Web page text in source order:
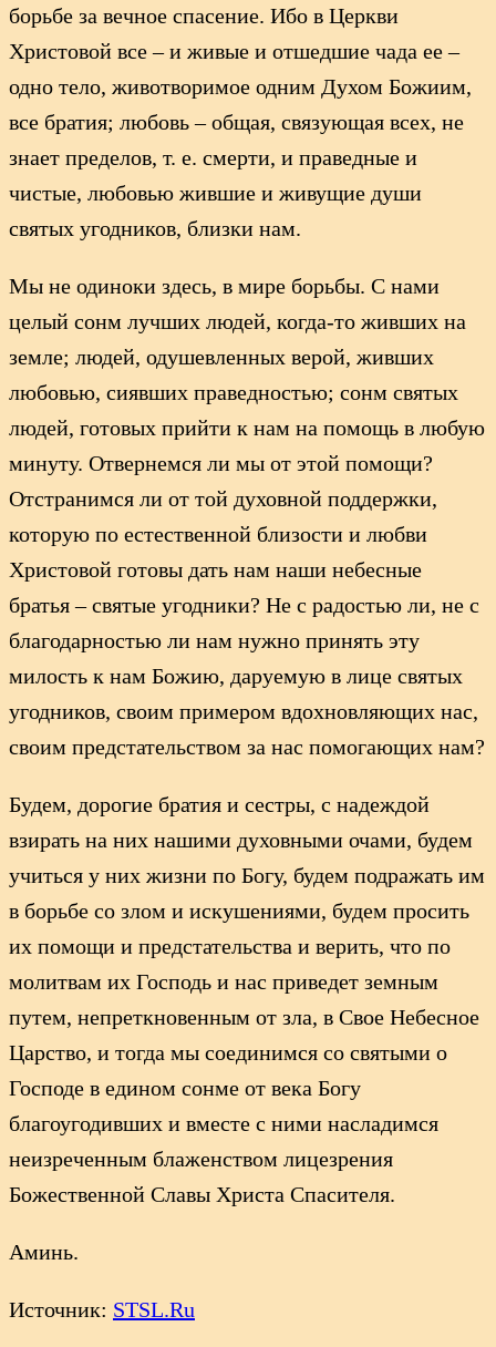
борьбе за вечное спасение. Ибо в Церкви
Христовой все – и живые и отшедшие чада ее –
одно тело, животворимое одним Духом Божиим,
все братия; любовь – общая, связующая всех, не
знает пределов, т. е. смерти, и праведные и
чистые, любовью жившие и живущие души
святых угодников, близки нам.
Мы не одиноки здесь, в мире борьбы. С нами
целый сонм лучших людей, когда-то живших на
земле; людей, одушевленных верой, живших
любовью, сиявших праведностью; сонм святых
людей, готовых прийти к нам на помощь в любую
минуту. Отвернемся ли мы от этой помощи?
Отстранимся ли от той духовной поддержки,
которую по естественной близости и любви
Христовой готовы дать нам наши небесные
братья – святые угодники? Не с радостью ли, не с
благодарностью ли нам нужно принять эту
милость к нам Божию, даруемую в лице святых
угодников, своим примером вдохновляющих нас,
своим предстательством за нас помогающих нам?
Будем, дорогие братия и сестры, с надеждой
взирать на них нашими духовными очами, будем
учиться у них жизни по Богу, будем подражать им
в борьбе со злом и искушениями, будем просить
их помощи и предстательства и верить, что по
молитвам их Господь и нас приведет земным
путем, непреткновенным от зла, в Свое Небесное
Царство, и тогда мы соединимся со святыми о
Господе в едином сонме от века Богу
благоугодивших и вместе с ними насладимся
неизреченным блаженством лицезрения
Божественной Славы Христа Спасителя.
Аминь.
Источник: STSL.Ru